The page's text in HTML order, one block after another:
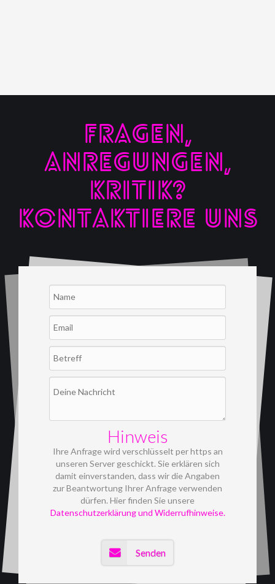
FRAGEN,
ANREGUNGEN,
KRITIK?
KONTAKTIERE UNS
Hinweis
Ihre Anfrage wird verschlüsselt per https an
unseren Server geschickt. Sie erklären sich
damit einverstanden, dass wir die Angaben
zur Beantwortung Ihrer Anfrage verwenden
dürfen. Hier finden Sie unsere
Datenschutzerklärung und Widerrufhinweise.
Senden